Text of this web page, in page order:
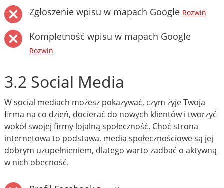
Zgłoszenie wpisu w mapach Google Rozwiń
Kompletność wpisu w mapach Google
Rozwiń
3.2 Social Media
W social mediach możesz pokazywać, czym żyje Twoja
firma na co dzień, docierać do nowych klientów i tworzyć
wokół swojej firmy lojalną społeczność. Choć strona
internetowa to podstawa, media społecznościowe są jej
dobrym uzupełnieniem, dlatego warto zadbać o aktywną
w nich obecność.